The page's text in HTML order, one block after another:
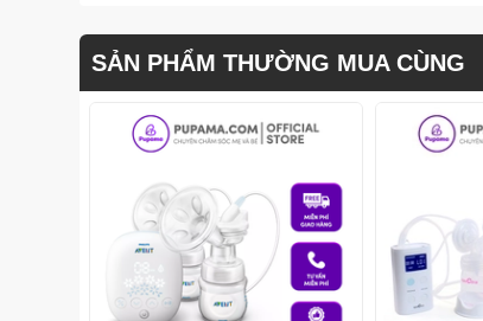
SẢN PHẨM THƯỜNG MUA CÙNG